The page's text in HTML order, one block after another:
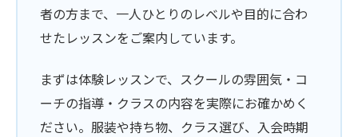
者の方まで、一人ひとりのレベルや目的に合わ
せたレッスンをご案内しています。
まずは体験レッスンで、スクールの雰囲気・コ
ーチの指導・クラスの内容を実際にお確かめく
ださい。服装や持ち物、クラス選び、入会時期